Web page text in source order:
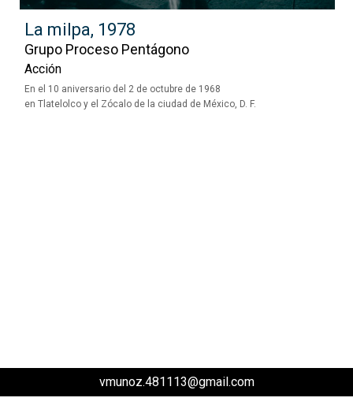
En el 10 aniversario del 2 de octubre de 1968
en Tlatelolco y el Zócalo de la ciudad de México, D. F.
La milpa, 1978
Acción
Grupo Proceso Pentágono
vmunoz.481113@gmail.com